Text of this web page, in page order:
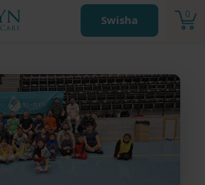
0
Swisha